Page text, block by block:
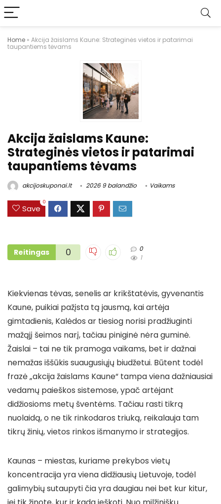
Home » Akcija žaislams Kaune: Strateginės vietos ir patarimai
taupantiems tėvams
Akcija žaislams Kaune:
Strateginės vietos ir patarimai
taupantiems tėvams
akcijoskuponai.lt 2026 9 balandžio Vaikams
Save
0
Reitingas 0
0
1
Kiekvienas tėvas, senelis ar krikštatėvis, gyvenantis
Kaune, puikiai pažįsta tą jausmą, kai artėja
gimtadienis, Kalėdos ar tiesiog norisi pradžiuginti
mažąjį šeimos narį, tačiau piniginė nėra guminė.
Žaislai – tai ne tik pramoga vaikams, bet ir dažnai
nemažas iššūkis suaugusiųjų biudžetui. Būtent todėl
frazė „akcija žaislams Kaune“ tampa viena dažniausiai
vedamų paieškos sistemose, ypač artėjant
didžiosioms metų šventėms. Tačiau rasti tikrą
nuolaidą, o ne tik rinkodaros triuką, reikalauja tam
tikrų žinių, vietos rinkos išmanymo ir strategijos.
Kaunas – miestas, kuriame prekybos vietų
koncentracija yra viena didžiausių Lietuvoje, todėl
galimybių sutaupyti čia yra daugiau nei bet kur kitur,